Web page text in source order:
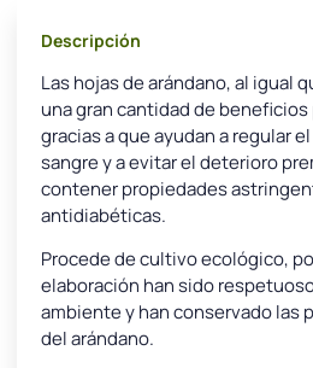
Descripción
Las hojas de arándano, al igual
una gran cantidad de
gracias a que ayudan a regular
sangre y a evitar el deterioro
contener propiedades
antidiabéticas.
Procede de cultivo ecológico,
elaboración han sido
ambiente y han conservado las
del arándano.